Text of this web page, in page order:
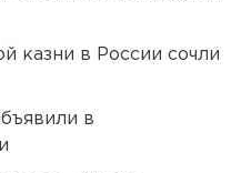
казни в России сочли
в